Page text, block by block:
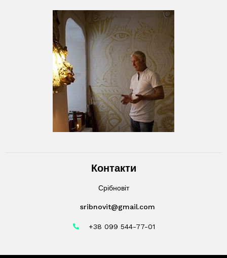
Контакти
Срібновіт
sribnovit@gmail.com
+38 099 544-77-01